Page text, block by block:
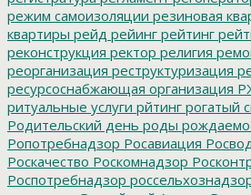
режим самоизоляции резиновая
квартиры рейд рейинг рейтинг
реконструкция ректор религия
реорганизация реструктуризация
ресурсоснабжающая организация
ритуальные услуги рйтинг рогатый
Родительский день роды
Ропотребнадзор Росавиация
Роскачество Роскомнадзор
Роспотребнадзор